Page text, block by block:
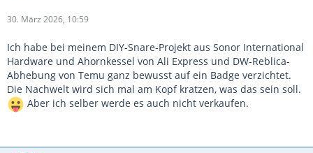
30. März 2026, 10:59
Ich habe bei meinem DIY-Snare-Projekt aus Sonor International
Hardware und Ahornkessel von Ali Express und DW-Reblica-
Abhebung von Temu ganz bewusst auf ein Badge verzichtet.
Die Nachwelt wird sich mal am Kopf kratzen, was das sein soll.
Aber ich selber werde es auch nicht verkaufen.